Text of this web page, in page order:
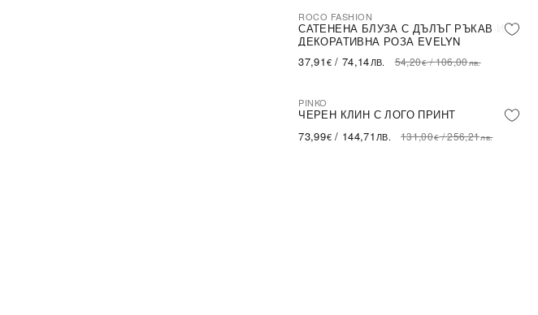
-30%
ROCO FASHION
САТЕНЕНА БЛУЗА С ДЪЛЪГ РЪКАВ И
ДЕКОРАТИВНА РОЗА EVELYN
37,91€ /74,14ЛВ. 54,20€/106,00лв.
-44% SALE
PINKO
ЧЕРЕН КЛИН С ЛОГО ПРИНТ
73,99€ / 144,71 ЛВ. 131,00€/256,21лв.